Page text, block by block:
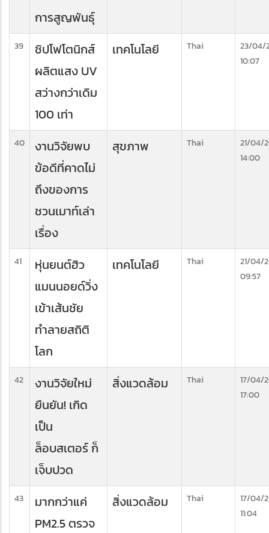
การสูญพันธุ์
39
ชิปโฟโตนิกส์
ผลิตแสง UV
สว่างกว่าเดิม
100 เท่า
เทคโนโลยี Thai
23/04/
10:07
40
งานวิจัยพบ
ข้อดีที่คาดไม่
ถึงของการ
ชวนเมาท์เล่า
เรื่อง
สุขภาพ Thai
21/04/
14:00
41
หุ่นยนต์ฮิว
แมนนอยด์วิ่ง
เข้าเส้นชัย
ทำลายสถิติ
โลก
เทคโนโลยี Thai
21/04/
09:57
42
งานวิจัยใหม่
ยืนยัน! เกิด
เป็น
ล็อบสเตอร์ ก็
เจ็บปวด
สิ่งแวดล้อม Thai
17/04/
17:00
43
มากกว่าแค่
PM2.5 ตรวจ
สิ่งแวดล้อม Thai
17/04/
11:04